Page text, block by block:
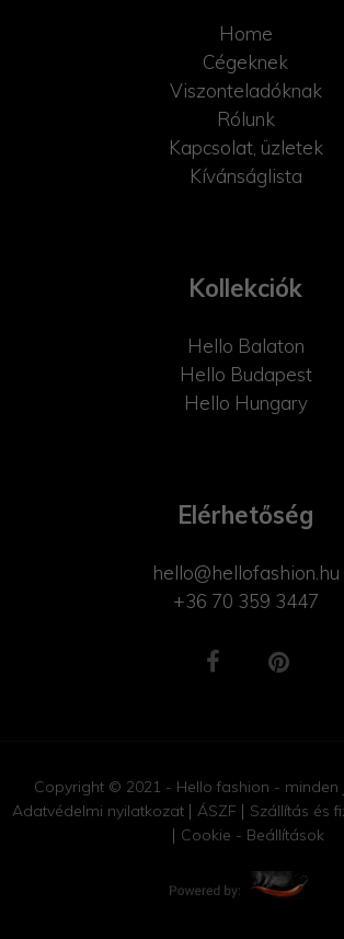
Home
Cégeknek
Viszonteladóknak
Rólunk
Kapcsolat, üzletek
Kívánságlista
Kollekciók
Hello Balaton
Hello Budapest
Hello Hungary
Elérhetőség
hello@hellofashion.hu
+36 70 359 3447
Copyright © 2021 - Hello fashion - minden
Adatvédelmi nyilatkozat
ÁSZF Szállítás és
Cookie - Beállítások